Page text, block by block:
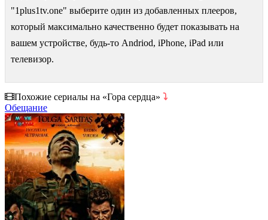
"1plus1tv.one" выберите один из добавленных плееров,
который максимально качественно будет показывать на
вашем устройстве, будь-то Andriod, iPhone, iPad или
телевизор.
Похожие сериалы на «Гора сердца» ⤵
Обещание